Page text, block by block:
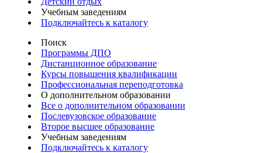
Учебным заведениям
Подключайтесь к каталогу
Поиск
Программы ДПО
Дистанционное образование
Курсы повышения квалификации
Профессиональная переподготовка
О дополнительном образовании
Все о дополнительном образовании
Послевузовское образование
Второе высшее образование
Учебным заведениям
Подключайтесь к каталогу